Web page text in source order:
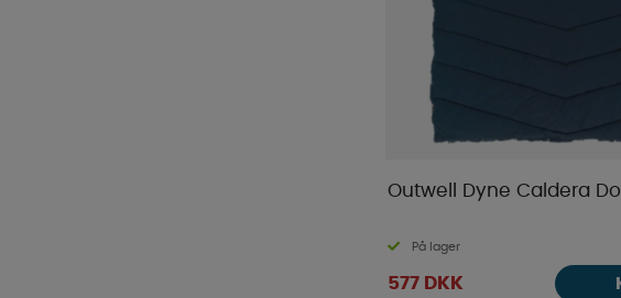
Outwell Dyne Caldera
På lager
577 DKK